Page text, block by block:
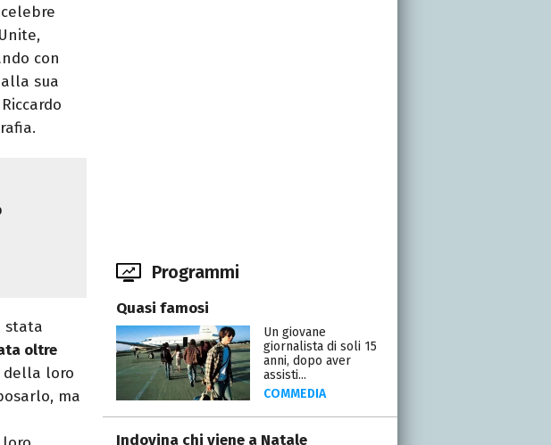
con
sua
stata
oltre
della loro
ma
Programmi
Quasi famosi
Un giovane
giornalista di soli 15
anni, dopo aver
assisti...
COMMEDIA
Indovina chi viene a Natale